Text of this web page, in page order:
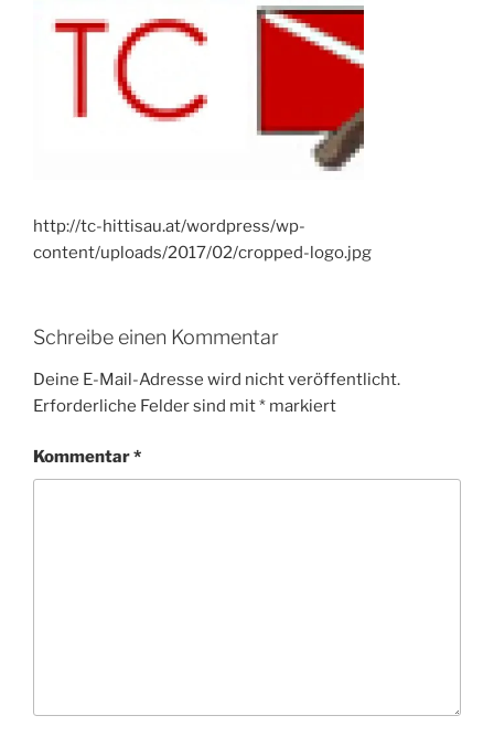
http://tc-hittisau.at/wordpress/wp-
content/uploads/2017/02/cropped-logo.jpg
Schreibe einen Kommentar
Deine E-Mail-Adresse wird nicht veröffentlicht.
Erforderliche Felder sind mit* markiert
Kommentar*